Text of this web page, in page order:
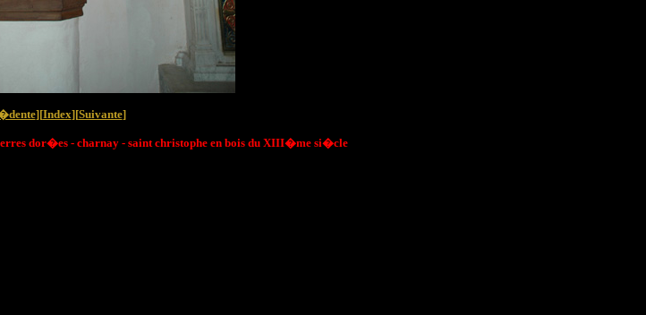
][Index][Suivante]
dor�es - charnay - saint christophe en bois du XIII�me si�cle